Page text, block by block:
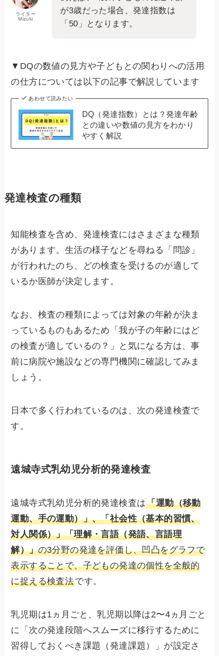
ライター
Mizuki
が3歳だった場合、発達指数は
「50」となります。
▼DQの数値の見方や子どもとの関わりへの活用
の仕方については以下の記事で解説しています
あわせて読みたい
DQ（発達指数）とは？発達年齢
との違いや数値の見方をわかり
やすく解説
発達検査の種類
知能検査を含め、発達検査にはさまざまな種類
があります。生活の様子などを尋ねる「問診」
が行われたのち、どの検査を受けるのが適して
いるか医師が決定します。
なお、検査の種類によっては対象の年齢が決ま
っているものもあるため「我が子の年齢にはど
の検査が適しているの？」と気になる方は、事
前に病院や施設などの専門機関に確認してみま
しょう。
日本で多く行われているのは、次の発達検査で
す。
遠城寺式乳幼児分析的発達検査
遠城寺式乳幼児分析的発達検査は「運動（移動
運動、手の運動）」、「社会性（基本的習慣、
対人関係）」「理解・言語（発語、言語理
解）」の3分野の発達を評価し、凹凸をグラフで
表示することで、子どもの発達の個性を全般的
に捉える検査法です。
乳児期は1ヵ月ごと、乳児期以降は2〜4ヵ月ごと
に「次の発達段階へスムーズに移行するために
習得しておくべき課題（発達課題）」が設定さ